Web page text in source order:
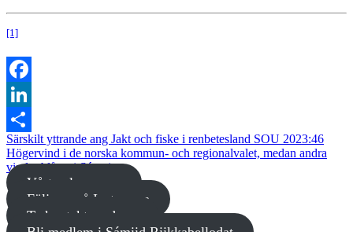
[1]
Facebook
LinkedIn
Dela
Särskilt yttrande ang Jakt och fiske i renbetesland SOU 2023:46
Högervind i de norska kommun- och regionalvalet, medan andra
vindar blåser i Sápmi.
Vårt valprogram
Följ oss på Instagram
Ta kontakt med oss